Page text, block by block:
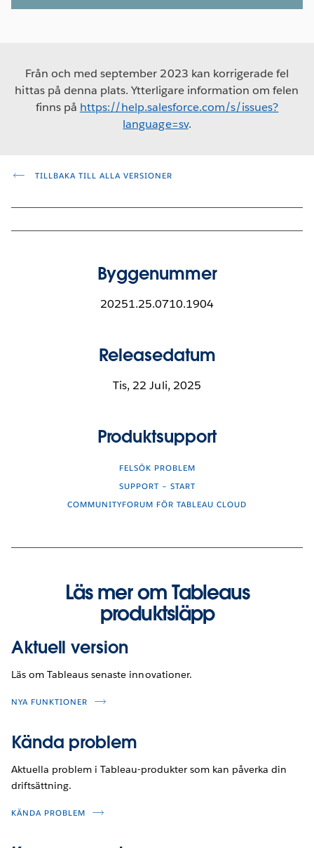
Från och med september 2023 kan korrigerade fel
hittas på denna plats. Ytterligare information om felen
finns på https://help.salesforce.com/s/issues?
language=sv.
TILLBAKA TILL ALLA VERSIONER
Byggenummer
20251.25.0710.1904
Releasedatum
Tis, 22 Juli, 2025
Produktsupport
FELSÖK PROBLEM
SUPPORT – START
COMMUNITYFORUM FÖR TABLEAU CLOUD
Läs mer om Tableaus
produktsläpp
Aktuell version
Läs om Tableaus senaste innovationer.
NYA FUNKTIONER
Kända problem
Aktuella problem i Tableau-produkter som kan påverka din
driftsättning.
KÄNDA PROBLEM